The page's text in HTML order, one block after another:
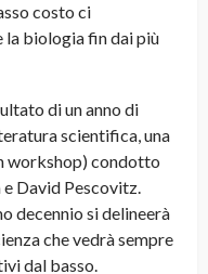
costo ci
la biologia fin dai più
di un anno di
scientifica, una
workshop) condotto
David Pescovitz.
decennio si delineerà
che vedrà sempre
dal basso.